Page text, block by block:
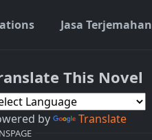
Jasa Terjemahan
This Novel
by Translate